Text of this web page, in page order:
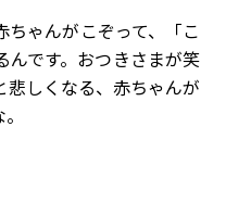
ゃんがこぞって、「こ
んです。おつきさまが笑
悲しくなる、赤ちゃんが